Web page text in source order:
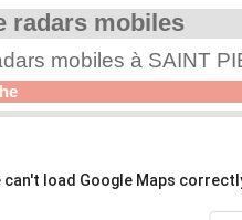
radars mobiles
mobiles à SAINT
can't load Google Maps